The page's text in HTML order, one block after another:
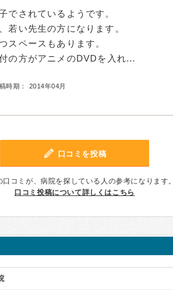
でされているようです。
若い先生の方になります。
スペースもあります。
の方がアニメのDVDを入れ...
時期： 2014年04月
口コミを投稿
口コミが、病院を探している人の参考になります。
口コミ投稿について詳しくはこちら